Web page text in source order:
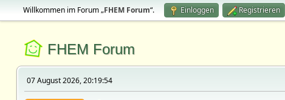
Willkommen im Forum „FHEM Forum“. Einloggen Registrieren
FHEM Forum
07 August 2026, 20:19:54